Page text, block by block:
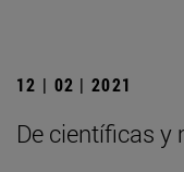
12 | 02 | 2021
De científicas y